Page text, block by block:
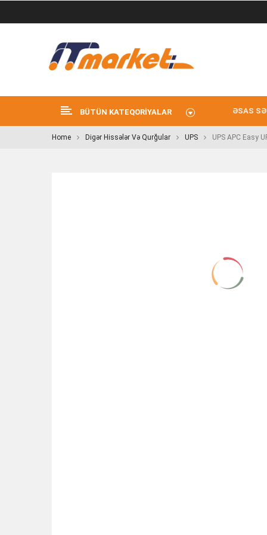
BÜTÜN KATEQORIYALAR ƏSAS
Home Digər Hissələr Və Qurğular UPS UPS APC Easy